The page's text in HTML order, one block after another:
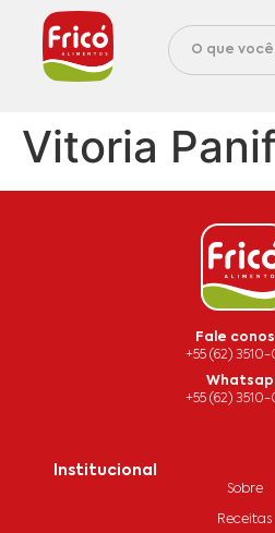
Vitoria
Fale
+55 (62)
+55 (62)
Institucional
Sobre
Receitas